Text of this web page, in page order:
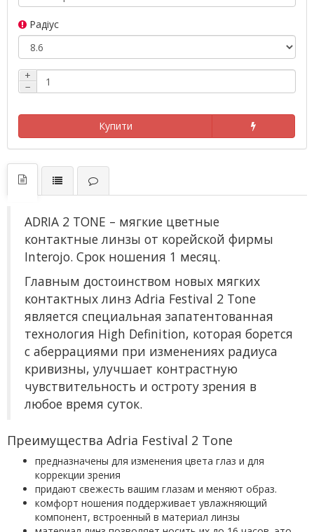
Радіус
+
−
Купити
ADRIA 2 TONE – мягкие цветные
контактные линзы от корейской фирмы
Interojo. Срок ношения 1 месяц.
Главным достоинством новых мягких
контактных линз Adria Festival 2 Tone
является специальная запатентованная
технология High Definition, которая борется
с аберрациями при изменениях радиуса
кривизны, улучшает контрастную
чувствительность и остроту зрения в
любое время суток.
Преимущества Adria Festival 2 Tone
предназначены для изменения цвета глаз и для
коррекции зрения
придают свежесть вашим глазам и меняют образ.
комфорт ношения поддерживает увлажняющий
компонент, встроенный в материал линзы